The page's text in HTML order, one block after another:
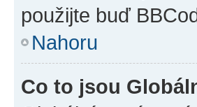
použijte buď
Nahoru
Co to jsou